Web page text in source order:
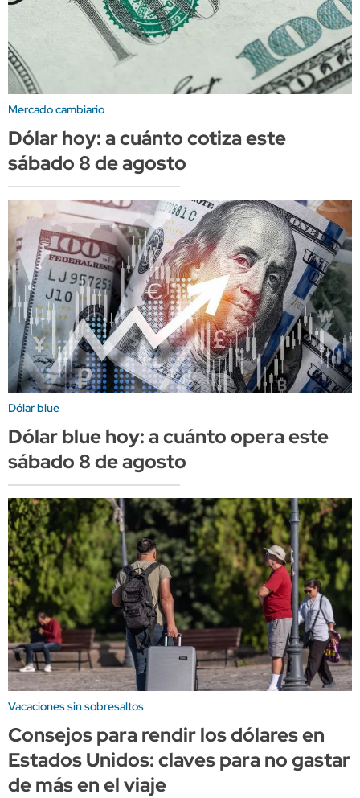
Mercado cambiario
Dólar hoy: a cuánto cotiza este
sábado 8 de agosto
Dólar blue
Dólar blue hoy: a cuánto opera este
sábado 8 de agosto
Vacaciones sin sobresaltos
Consejos para rendir los dólares en
Estados Unidos: claves para no gastar
de más en el viaje